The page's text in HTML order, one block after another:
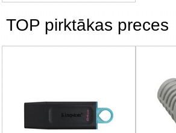
TOP pirktākas preces